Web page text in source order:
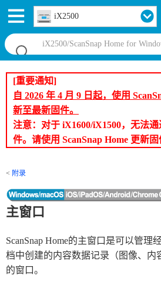
iX2500
[重要通知]
自 2026 年 4 月 9 日起，使用
新至最新固件。
注意：对于 iX1600/iX1500，无法
件。请使用 ScanSnap Home 更新固
附录
主窗口
ScanSnap Home的主窗口是可以管理
档中创建的内容数据记录（图像、内
的窗口。